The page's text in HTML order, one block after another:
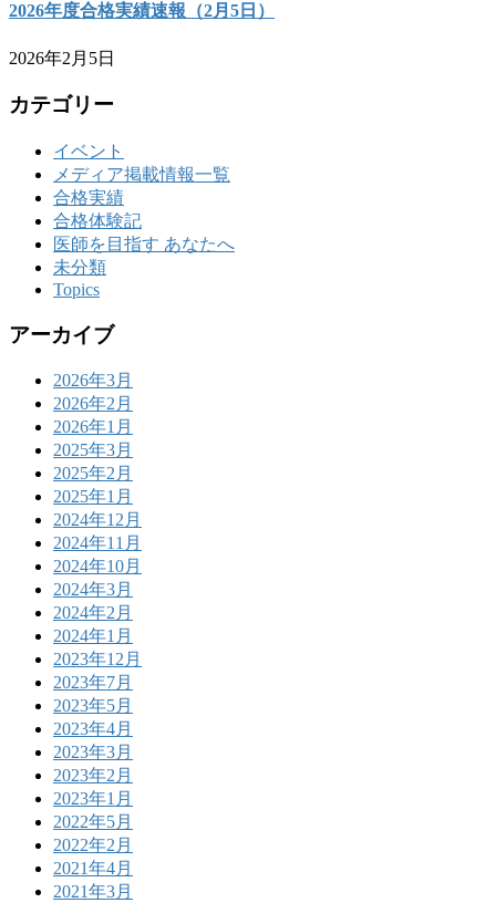
2026年度合格実績速報（2月5日）
2026年2月5日
カテゴリー
イベント
メディア掲載情報一覧
合格実績
合格体験記
医師を目指す あなたへ
未分類
Topics
アーカイブ
2026年3月
2026年2月
2026年1月
2025年3月
2025年2月
2025年1月
2024年12月
2024年11月
2024年10月
2024年3月
2024年2月
2024年1月
2023年12月
2023年7月
2023年5月
2023年4月
2023年3月
2023年2月
2023年1月
2022年5月
2022年2月
2021年4月
2021年3月